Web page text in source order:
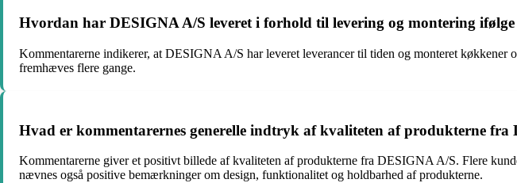
Hvordan har DESIGNA A/S leveret i forhold til levering og montering
Kommentarerne indikerer, at DESIGNA A/S har leveret leverancer til tiden og monteret
fremhæves flere gange.
Hvad er kommentarernes generelle indtryk af kvaliteten af produkterne fra
Kommentarerne giver et positivt billede af kvaliteten af produkterne fra DESIGNA A/S. Flere
nævnes også positive bemærkninger om design, funktionalitet og holdbarhed af produkterne.